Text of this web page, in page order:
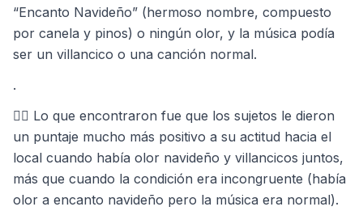
“Encanto Navideño” (hermoso nombre, compuesto
por canela y pinos) o ningún olor, y la música podía
ser un villancico o una canción normal.
.
🧝‍♂ Lo que encontraron fue que los sujetos le dieron
un puntaje mucho más positivo a su actitud hacia el
local cuando había olor navideño y villancicos juntos,
más que cuando la condición era incongruente (había
olor a encanto navideño pero la música era normal).